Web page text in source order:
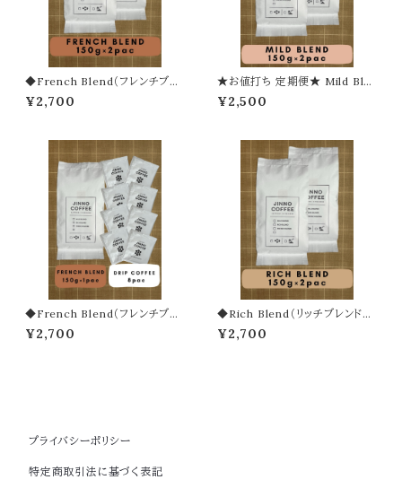
◆French Blend（フレンチブレ
ンド）150g × 2袋
¥2,700
★お値打ち 定期便★ Mild Ble
nd（マイルドブレンド）【粉】
¥2,500
◆French Blend（フレンチブレ
ンド）150g ◆ドリップパック 8
袋
¥2,700
◆Rich Blend（リッチブレンド）1
50g × 2袋
¥2,700
プライバシーポリシー
特定商取引法に基づく表記